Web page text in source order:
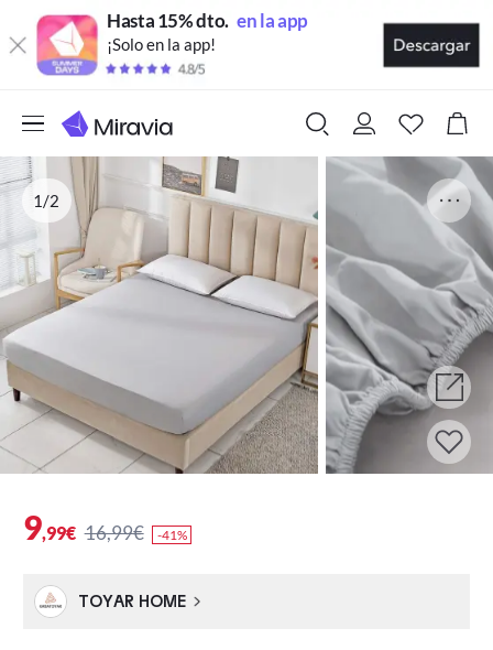
Hasta 15% dto. en la app
¡Solo en la app!
1/2
9,99€ 16,99€ -41%
TOYAR HOME